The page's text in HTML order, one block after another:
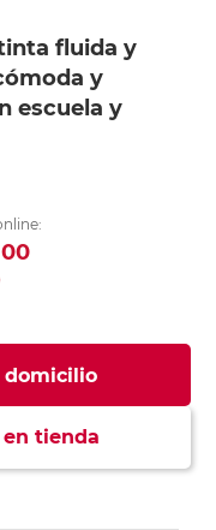
fluida y
y
escuela y
00
domicilio
tienda